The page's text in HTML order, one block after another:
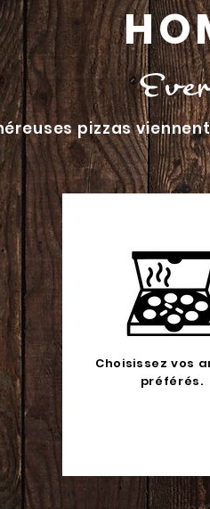
pizzas
Choisissez vos
préférés.